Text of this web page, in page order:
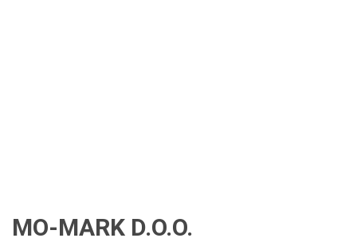
MO-MARK D.O.O.